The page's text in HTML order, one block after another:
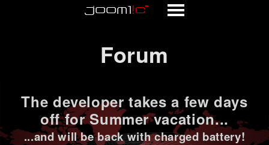
Forum
The developer takes a few days
off for Summer vacation...
...and will be back with charged battery!